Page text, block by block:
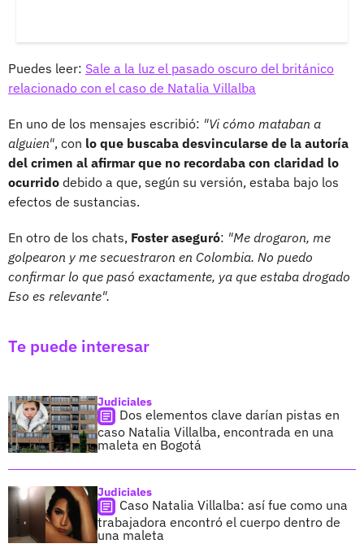
Puedes leer: Sale a la luz el pasado oscuro del británico
relacionado con el caso de Natalia Villalba
En uno de los mensajes escribió: "Vi cómo mataban a
alguien", con lo que buscaba desvincularse de la autoría
del crimen al afirmar que no recordaba con claridad lo
ocurrido debido a que, según su versión, estaba bajo los
efectos de sustancias.
En otro de los chats, Foster aseguró: "Me drogaron, me
golpearon y me secuestraron en Colombia. No puedo
confirmar lo que pasó exactamente, ya que estaba drogado
Eso es relevante".
Te puede interesar
Judiciales
Dos elementos clave darían pistas en
caso Natalia Villalba, encontrada en una
maleta en Bogotá
Judiciales
Caso Natalia Villalba: así fue como una
trabajadora encontró el cuerpo dentro de
una maleta